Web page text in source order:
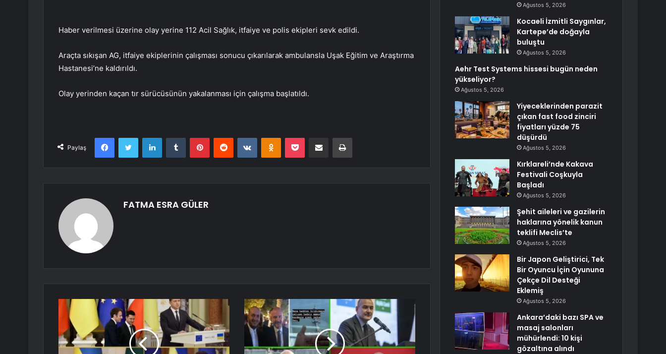
Haber verilmesi üzerine olay yerine 112 Acil Sağlık, itfaiye ve polis ekipleri sevk edildi.
Araçta sıkışan AG, itfaiye ekiplerinin çalışması sonucu çıkarılarak ambulansla Uşak Eğitim ve Araştırma
Hastanesi’ne kaldırıldı.
Olay yerinden kaçan tır sürücüsünün yakalanması için çalışma başlatıldı.
Paylaş
FacebookTwitter LinkedInTumblr PinterestReddit VKontakteOdnoklassniki
Pocket E-Posta ile paylaş Yazdır
FATMA ESRA GÜLER
Ağustos 5, 2026
Kocaeli İzmitli Saygınlar,
Kartepe’de doğayla
buluştu
Ağustos 5, 2026
Aehr Test Systems hissesi bugün neden
yükseliyor?
Ağustos 5, 2026
Yiyeceklerinden parazit
çıkan fast food zinciri
fiyatları yüzde 75
düşürdü
Ağustos 5, 2026
Kırklareli’nde Kakava
Festivali Coşkuyla
Başladı
Ağustos 5, 2026
Şehit aileleri ve gazilerin
haklarına yönelik kanun
teklifi Meclis’te
Ağustos 5, 2026
Bir Japon Geliştirici, Tek
Bir Oyuncu İçin Oyununa
Çekçe Dil Desteği
Eklemiş
Ağustos 5, 2026
Ankara’daki bazı SPA ve
masaj salonları
mühürlendi: 10 kişi
gözaltına alındı